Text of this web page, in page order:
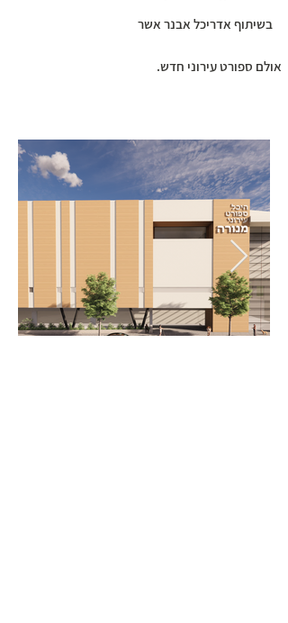
בשיתוף אדריכל אבנר אשר
אולם ספורט עירוני חדש.